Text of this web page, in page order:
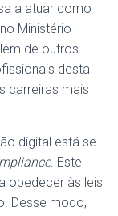
a atuar como
Ministério
de outros
desta
carreiras mais
digital está se
. Este
obedecer às leis
Desse modo,